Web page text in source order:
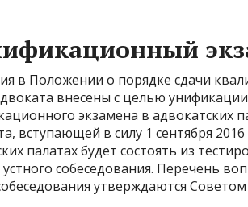
в Положении о порядке сдачи
внесены с целью
экзамена в адвокатских
вступающей в силу 1 сентября
палатах будет состоять из
собеседования. Перечень
утверждаются